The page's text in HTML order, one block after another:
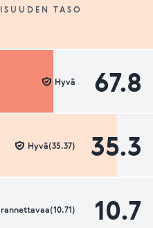
TASO
67.8
Hyvä
35.3
Hyvä(35.37)
10.7